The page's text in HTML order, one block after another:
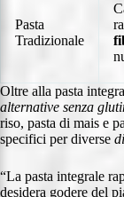
Pasta
Tradizionale
Oltre alla pasta
alternative senza
riso, pasta di mais e
specifici per diverse
“La pasta integrale
desidera godere del